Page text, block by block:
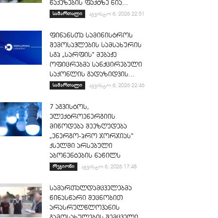
წაქეზების ფაქტზე ნია...
სამართალი აგვისტო 6, 2026 22:51
ფინანსთა სამინისტროს
შემოსავლების სამსახურის
სგპ „სარფის“ მებაჟე
ოფიცრებმა სანქცირებული
საქონლის გადაზიდვის...
სამართალი აგვისტო 6, 2026 22:46
7 აგვისტოს,
ელექტროენერგიის
მიწოდება შეეზღუდება
„ენერგო-პრო ჯორჯიას“
ქსელში არსებული
აბონენტების ნაწილს
რეგიონი აგვისტო 6, 2026 17:48
სამართალდამცველებმა
წინასწარი შეცნობით
არასრულწლოვანის